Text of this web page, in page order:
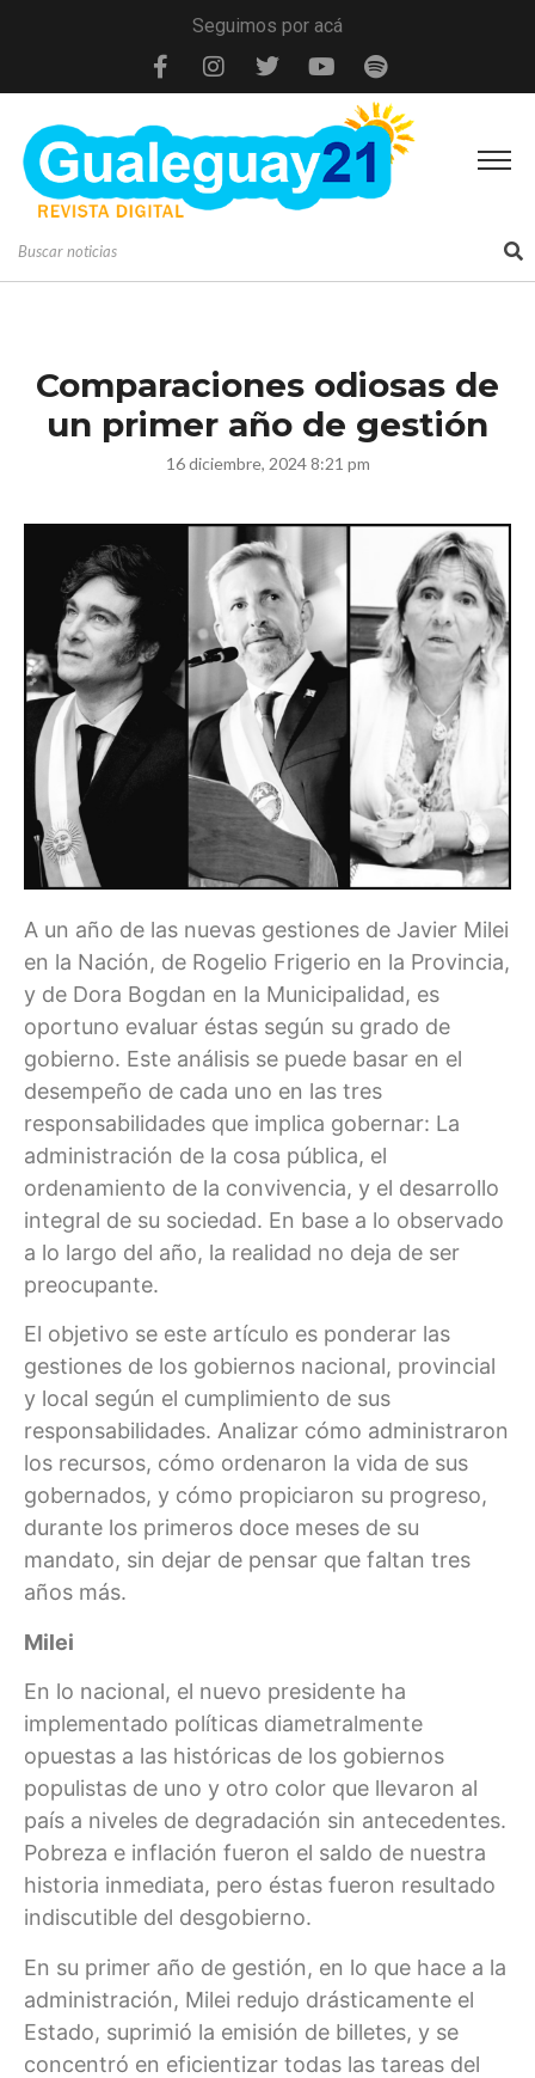
Seguimos por acá
Comparaciones odiosas de
un primer año de gestión
16 diciembre, 2024 8:21 pm
A un año de las nuevas gestiones de Javier Milei
en la Nación, de Rogelio Frigerio en la Provincia,
y de Dora Bogdan en la Municipalidad, es
oportuno evaluar éstas según su grado de
gobierno. Este análisis se puede basar en el
desempeño de cada uno en las tres
responsabilidades que implica gobernar: La
administración de la cosa pública, el
ordenamiento de la convivencia, y el desarrollo
integral de su sociedad. En base a lo observado
a lo largo del año, la realidad no deja de ser
preocupante.
El objetivo se este artículo es ponderar las
gestiones de los gobiernos nacional, provincial
y local según el cumplimiento de sus
responsabilidades. Analizar cómo administraron
los recursos, cómo ordenaron la vida de sus
gobernados, y cómo propiciaron su progreso,
durante los primeros doce meses de su
mandato, sin dejar de pensar que faltan tres
años más.
Milei
En lo nacional, el nuevo presidente ha
implementado políticas diametralmente
opuestas a las históricas de los gobiernos
populistas de uno y otro color que llevaron al
país a niveles de degradación sin antecedentes.
Pobreza e inflación fueron el saldo de nuestra
historia inmediata, pero éstas fueron resultado
indiscutible del desgobierno.
En su primer año de gestión, en lo que hace a la
administración, Milei redujo drásticamente el
Estado, suprimió la emisión de billetes, y se
concentró en eficientizar todas las tareas del